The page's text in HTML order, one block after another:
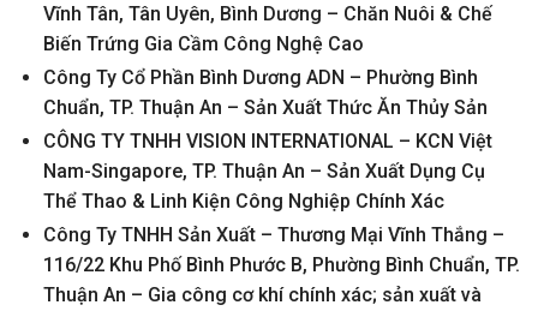
Vĩnh Tân, Tân Uyên, Bình Dương – Chăn Nuôi & Chế
Biến Trứng Gia Cầm Công Nghệ Cao
Công Ty Cổ Phần Bình Dương ADN – Phường Bình
Chuẩn, TP. Thuận An – Sản Xuất Thức Ăn Thủy Sản
CÔNG TY TNHH VISION INTERNATIONAL – KCN Việt
Nam-Singapore, TP. Thuận An – Sản Xuất Dụng Cụ
Thể Thao & Linh Kiện Công Nghiệp Chính Xác
Công Ty TNHH Sản Xuất – Thương Mại Vĩnh Thắng –
116/22 Khu Phố Bình Phước B, Phường Bình Chuẩn, TP.
Thuận An – Gia công cơ khí chính xác; sản xuất và